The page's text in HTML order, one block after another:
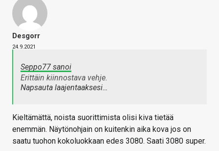
Desgorr
24.9.2021
Seppo77 sanoi
Erittäin kiinnostava vehje.
Napsauta laajentaaksesi…
Kieltämättä, noista suorittimista olisi kiva tietää
enemmän. Näytönohjain on kuitenkin aika kova jos on
saatu tuohon kokoluokkaan edes 3080. Saati 3080 super.